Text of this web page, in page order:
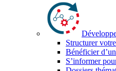
Structurer
Bénéficier
S’informer